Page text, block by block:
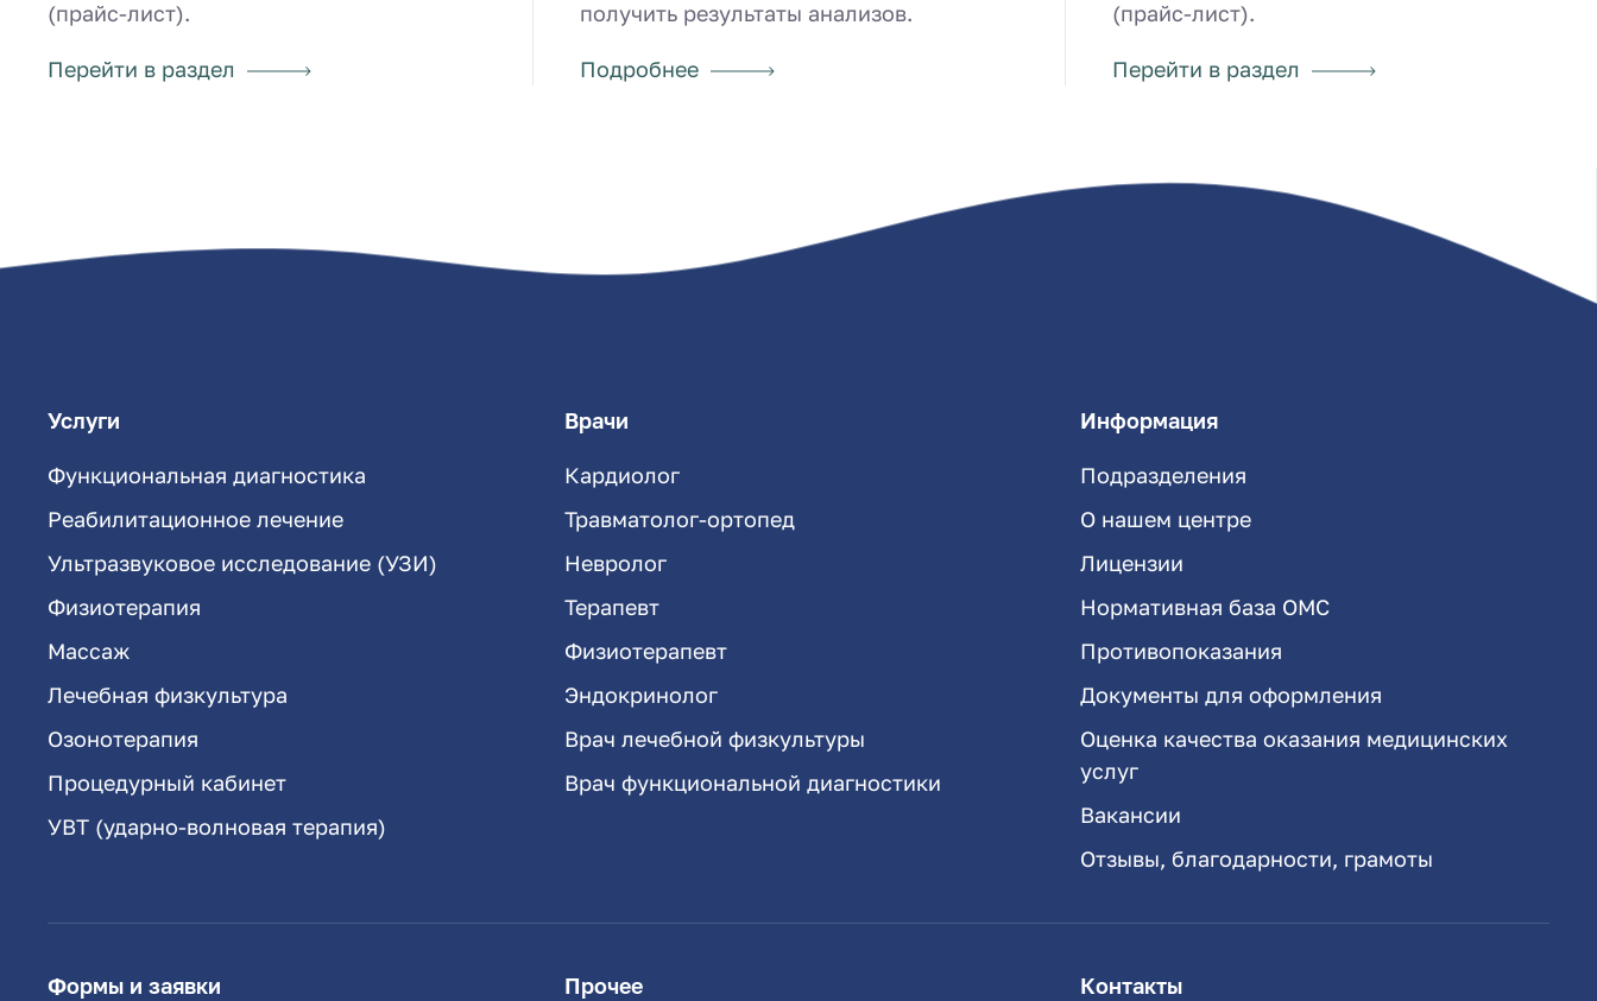
(прайс-лист).
Перейти в раздел
получить результаты анализов.
Подробнее
(прайс-лист).
Перейти в раздел
Услуги
Функциональная диагностика
Реабилитационное лечение
Ультразвуковое исследование (УЗИ)
Физиотерапия
Массаж
Лечебная физкультура
Озонотерапия
Процедурный кабинет
УВТ (ударно-волновая терапия)
Врачи
Кардиолог
Травматолог-ортопед
Невролог
Терапевт
Физиотерапевт
Эндокринолог
Врач лечебной физкультуры
Врач функциональной диагностики
Информация
Подразделения
О нашем центре
Лицензии
Нормативная база ОМС
Противопоказания
Документы для оформления
Оценка качества оказания медицинских
услуг
Вакансии
Отзывы, благодарности, грамоты
Формы и заявки Прочее Контакты